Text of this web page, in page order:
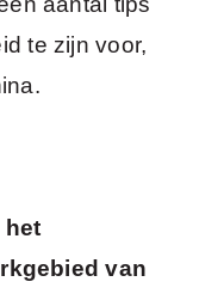
te zijn voor,
het
van